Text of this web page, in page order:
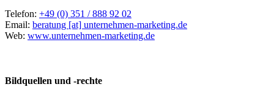
Telefon: +49 (0) 351 / 888 92 02
Email: beratung [at] unternehmen-marketing.de
Web: www.unternehmen-marketing.de
Bildquellen und -rechte